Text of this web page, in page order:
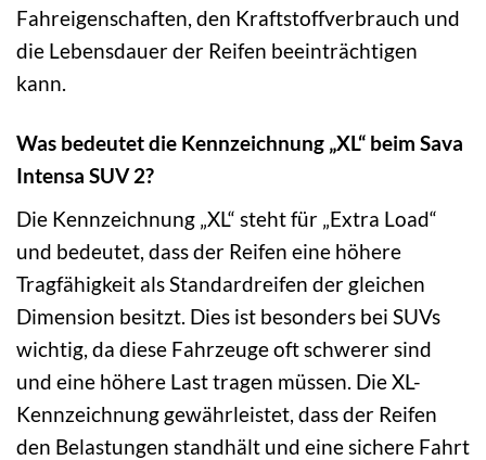
Fahreigenschaften, den Kraftstoffverbrauch und
die Lebensdauer der Reifen beeinträchtigen
kann.
Was bedeutet die Kennzeichnung „XL“ beim Sava
Intensa SUV 2?
Die Kennzeichnung „XL“ steht für „Extra Load“
und bedeutet, dass der Reifen eine höhere
Tragfähigkeit als Standardreifen der gleichen
Dimension besitzt. Dies ist besonders bei SUVs
wichtig, da diese Fahrzeuge oft schwerer sind
und eine höhere Last tragen müssen. Die XL-
Kennzeichnung gewährleistet, dass der Reifen
den Belastungen standhält und eine sichere Fahrt